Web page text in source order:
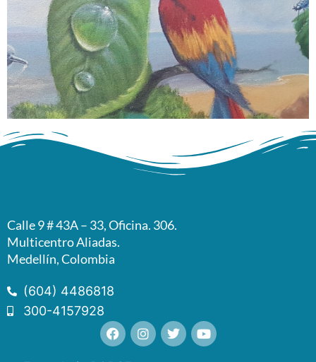
Calle 9 # 43A – 33, Oficina. 306.
Multicentro Aliadas.
Medellín, Colombia
(604) 4486818
300-4157928